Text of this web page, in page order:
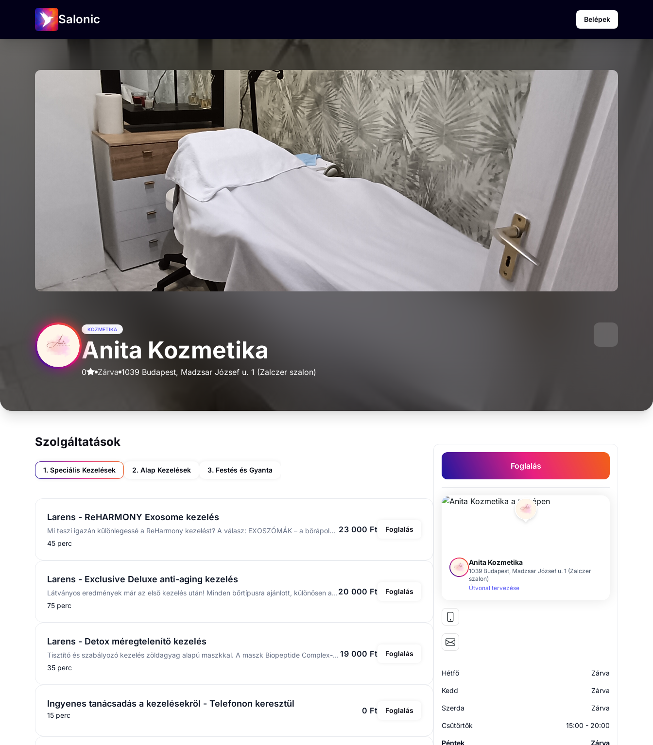
Salonic Belépek
KOZMETIKA
Anita Kozmetika
0 Zárva 1039 Budapest, Madzsar József u. 1 (Zalczer szalon)
Szolgáltatások
1. Speciális Kezelések 2. Alap Kezelések 3. Festés és Gyanta
Larens - ReHARMONY Exosome kezelés
Mi teszi igazán különlegessé a ReHarmony kezelést? A válasz: EXOSZÓMÁK – a bőrápolás jövője, már a szalonomban! Az exoszómák intelligens, sejtszintű “üzenetvivők”, amelyek képesek újraindítani a bőr természetes regenerációs folyamatát. Mit nyújtanak a ReHarmony kezelésben található exoszómák? 🔸Gyorsítják a bőr megújulását sejtszinten Fokozzák a kollagén- és elasztintermelést. 🔸Csökkentik a gyulladást és pirosságot. 🔸Látványosan javítják a bőr tónusát és textúráját. 🔸Segítik a problémás, érzékeny bőr regenerálódását. Ez nem csak egy kezelés – ez egy új szintű bőrápolás 🌸 Ha szeretnéd, hogy a bőröd újra üde, feszes és egészséges legyen, próbáld ki a ReHarmony exoszómás erejét!
45 perc
23 000 Ft Foglalás
Larens - Exclusive Deluxe anti-aging kezelés
Látványos eredmények már az első kezelés után! Minden bőrtípusra ajánlott, különösen az érett, a látható öregedés jeleivel bíró, dehidratált és fáradt bőrre. Kezelés hatásai: - Csökkenti a ráncokat. -Táplálja és hidratálja a bőrt. - A folyamat erősen elősegíti a bőr kollagén és elasztin termelését. - Javítja a mikrokeringést.
75 perc
20 000 Ft Foglalás
Larens - Detox méregtelenítő kezelés
Tisztító és szabályozó kezelés zöldagyag alapú maszkkal. A maszk Biopeptide Complex-el, bachuciollal, kombuchával, fehér agyaggal és spirulinával gazdagított. Tisztít, helyreállítja a bőr egyensúlyát, kisimítja és kiegyenlíti a bőrtónust. Nyugtató, antioxidáns és fiatalító hatása van. A ferulinsavval együtt egy méregtelenítő bankett kezelés alapját képezi. Kezelés hatásai: - Kisimítja, feszesíti, energiát és vitalitást ad a bőrnek. - Méregteleníti a bőrt. - Lassítja az öregedési folyamatokat. - Nyugtatja az érzékeny bőrt és enyhíti a bőrpírt.
35 perc
19 000 Ft Foglalás
Ingyenes tanácsadás a kezelésekről - Telefonon keresztül
15 perc 0 Ft Foglalás
Foglalás
Anita Kozmetika
1039 Budapest, Madzsar József u. 1 (Zalczer
szalon)
Útvonal tervezése
Hétfő Zárva
Kedd Zárva
Szerda Zárva
Csütörtök 15:00 - 20:00
Péntek Zárva